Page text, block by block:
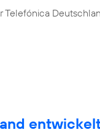
Telefónica